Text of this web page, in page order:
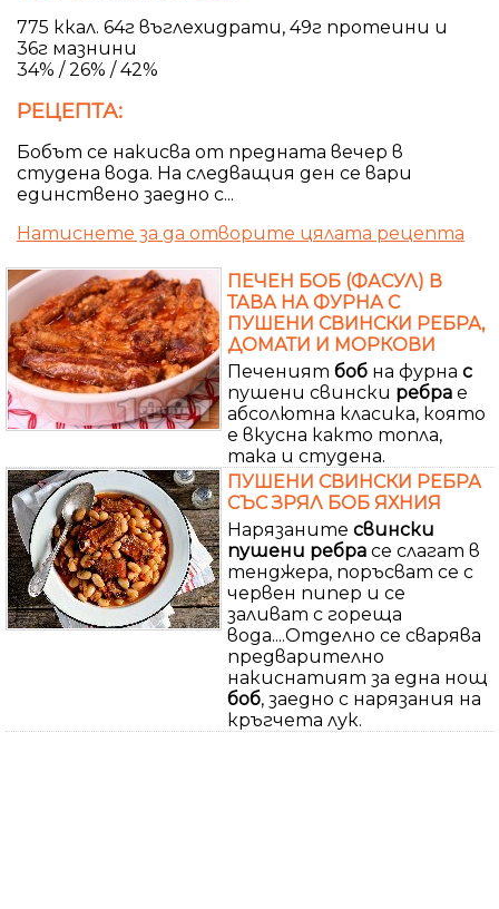
775 ккал. 64г въглехидрати, 49г протеини и
36г мазнини
34% / 26% / 42%
РЕЦЕПТА:
Бобът се накисва от предната вечер в
студена вода. На следващия ден се вари
единствено заедно с...
Натиснете за да отворите цялата рецепта
ПЕЧЕН БОБ (ФАСУЛ) В
ТАВА НА ФУРНА С
ПУШЕНИ СВИНСКИ РЕБРА,
ДОМАТИ И МОРКОВИ
Печеният боб на фурна с
пушени свински ребра е
абсолютна класика, която
е вкусна както топла,
така и студена.
ПУШЕНИ СВИНСКИ РЕБРА
СЪС ЗРЯЛ БОБ ЯХНИЯ
Нарязаните свински
пушени ребра се слагат в
тенджера, поръсват се с
червен пипер и се
заливат с гореща
вода....Отделно се сварява
предварително
накиснатият за една нощ
боб, заедно с нарязания на
кръгчета лук.